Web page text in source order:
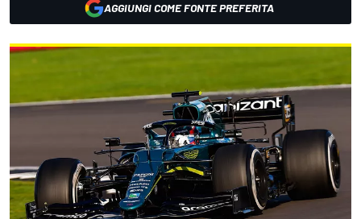
AGGIUNGI COME FONTE PREFERITA